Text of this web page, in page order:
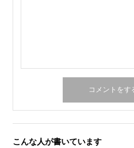
こんな人が書いています